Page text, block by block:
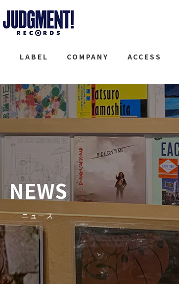
LABEL COMPANY ACCESS
NEWS
ニュース